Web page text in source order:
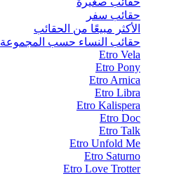
حقائب سفر
الأكثر مبيعًا من الحقائب
حقائب النساء حسب المجموعة
Etro Vela
Etro Pony
Etro Arnica
Etro Libra
Etro Kalispera
Etro Doc
Etro Talk
Etro Unfold Me
Etro Saturno
Etro Love Trotter